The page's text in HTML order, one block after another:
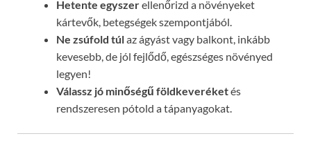
Hetente egyszerellenőrizd a növényeket
kártevők, betegségek szempontjából.
Ne zsúfold túlaz ágyást vagy balkont, inkább
kevesebb, de jól fejlődő, egészséges növényed
legyen!
Válassz jó minőségű földkeveréketés
rendszeresen pótold a tápanyagokat.